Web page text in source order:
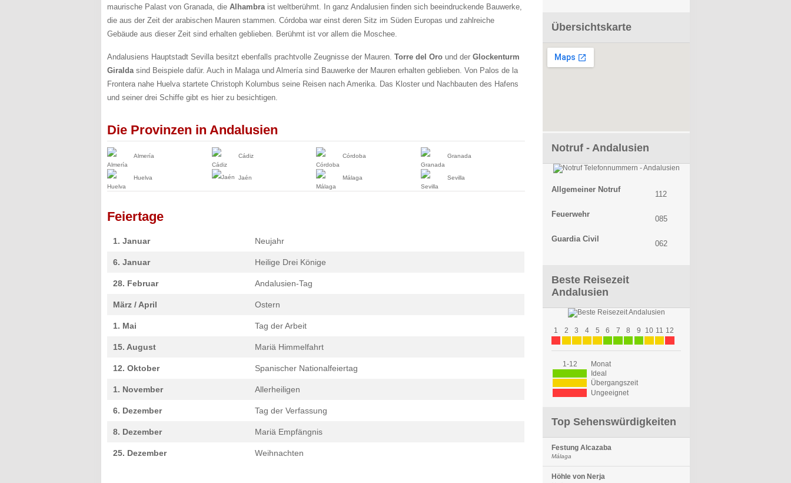
maurische Palast von Granada, die Alhambra ist weltberühmt. In ganz Andalusien finden sich beeindruckende Bauwerke,
die aus der Zeit der arabischen Mauren stammen. Córdoba war einst deren Sitz im Süden Europas und zahlreiche
Gebäude aus dieser Zeit sind erhalten geblieben. Berühmt ist vor allem die Moschee.
Andalusiens Hauptstadt Sevilla besitzt ebenfalls prachtvolle Zeugnisse der Mauren. Torre del Oro und der Glockenturm
Giralda sind Beispiele dafür. Auch in Malaga und Almería sind Bauwerke der Mauren erhalten geblieben. Von Palos de la
Frontera nahe Huelva startete Christoph Kolumbus seine Reisen nach Amerika. Das Kloster und Nachbauten des Hafens
und seiner drei Schiffe gibt es hier zu besichtigen.
Die Provinzen in Andalusien
Almería Cádiz Córdoba Granada
Huelva Jaén Málaga Sevilla
Feiertage
1. Januar Neujahr
6. Januar Heilige Drei Könige
28. Februar Andalusien-Tag
März / April Ostern
1. Mai Tag der Arbeit
15. August Mariä Himmelfahrt
12. Oktober Spanischer Nationalfeiertag
1. November Allerheiligen
6. Dezember Tag der Verfassung
8. Dezember Mariä Empfängnis
25. Dezember Weihnachten
Übersichtskarte
Notruf - Andalusien
Allgemeiner Notruf
112
Feuerwehr
085
Guardia Civil
062
Beste Reisezeit
Andalusien
1 2 3 4 5 6 7 8 9 10 11 12
1-12
Monat
Ideal
Übergangszeit
Ungeeignet
Top Sehenswürdigkeiten
Festung Alcazaba
Málaga
Höhle von Nerja